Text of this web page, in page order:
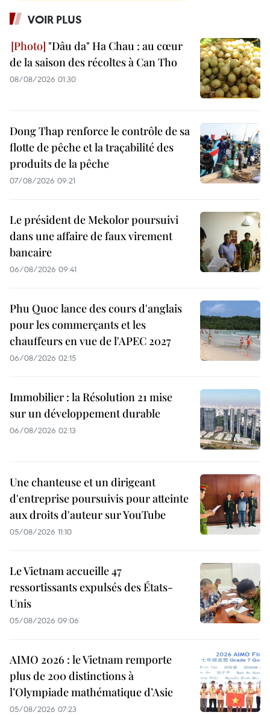
VOIR PLUS
"Dâu da" Ha Chau : au cœur
de la saison des récoltes à Can Tho
08/08/2026 01:30
Dong Thap renforce le contrôle de sa
flotte de pêche et la traçabilité des
produits de la pêche
07/08/2026 09:21
Le président de Mekolor poursuivi
dans une affaire de faux virement
bancaire
06/08/2026 09:41
Phu Quoc lance des cours d'anglais
pour les commerçants et les
chauffeurs en vue de l'APEC 2027
06/08/2026 02:15
Immobilier : la Résolution 21 mise
sur un développement durable
06/08/2026 02:13
Une chanteuse et un dirigeant
d'entreprise poursuivis pour atteinte
aux droits d'auteur sur YouTube
05/08/2026 11:10
Le Vietnam accueille 47
ressortissants expulsés des États-
Unis
05/08/2026 09:06
AIMO 2026 : le Vietnam remporte
plus de 200 distinctions à
l’Olympiade mathématique d’Asie
05/08/2026 07:23